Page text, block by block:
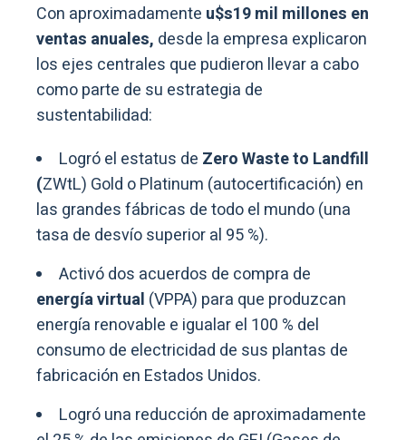
Con aproximadamente u$s19 mil millones en
ventas anuales, desde la empresa explicaron
los ejes centrales que pudieron llevar a cabo
como parte de su estrategia de
sustentabilidad:
Logró el estatus de Zero Waste to Landfill
(ZWtL) Gold o Platinum (autocertificación) en
las grandes fábricas de todo el mundo (una
tasa de desvío superior al 95 %).
Activó dos acuerdos de compra de
energía virtual (VPPA) para que produzcan
energía renovable e igualar el 100 % del
consumo de electricidad de sus plantas de
fabricación en Estados Unidos.
Logró una reducción de aproximadamente